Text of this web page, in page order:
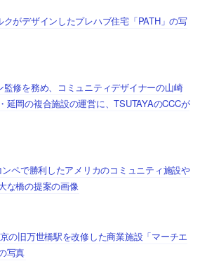
クがデザインしたプレハブ住宅「PATH」の写
修を務め、コミュニティデザイナーの山崎
延岡の複合施設の運営に、TSUTAYAのCCCが
ペで勝利したアメリカのコミュニティ施設や
な橋の提案の画像
の旧万世橋駅を改修した商業施設「マーチエ
写真